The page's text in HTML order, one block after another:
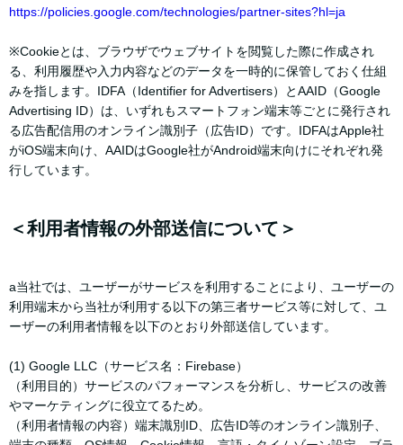
https://policies.google.com/technologies/partner-sites?hl=ja
※Cookieとは、ブラウザでウェブサイトを閲覧した際に作成され
る、利用履歴や入力内容などのデータを一時的に保管しておく仕組
みを指します。IDFA（Identifier for Advertisers）とAAID（Google
Advertising ID）は、いずれもスマートフォン端末等ごとに発行され
る広告配信用のオンライン識別子（広告ID）です。IDFAはApple社
がiOS端末向け、AAIDはGoogle社がAndroid端末向けにそれぞれ発
行しています。
＜利用者情報の外部送信について＞
a当社では、ユーザーがサービスを利用することにより、ユーザーの
利用端末から当社が利用する以下の第三者サービス等に対して、ユ
ーザーの利用者情報を以下のとおり外部送信しています。
(1) Google LLC（サービス名：Firebase）
（利用目的）サービスのパフォーマンスを分析し、サービスの改善
やマーケティングに役立てるため。
（利用者情報の内容）端末識別ID、広告ID等のオンライン識別子、